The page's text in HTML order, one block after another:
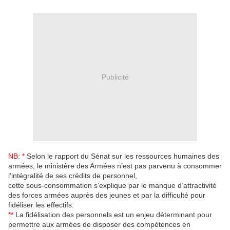
Publicité
NB: * Selon le rapport du Sénat sur les ressources humaines des
armées, le ministère des Armées n’est pas parvenu à consommer
l’intégralité de ses crédits de personnel,
cette sous-consommation s’explique par le manque d’attractivité
des forces armées auprès des jeunes et par la difficulté pour
fidéliser les effectifs.
** La fidélisation des personnels est un enjeu déterminant pour
permettre aux armées de disposer des compétences en